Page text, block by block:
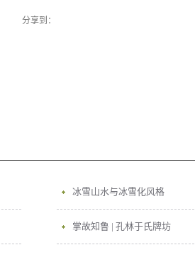
分享到：
冰雪山水与冰雪化风格
掌故知鲁 | 孔林于氏牌坊